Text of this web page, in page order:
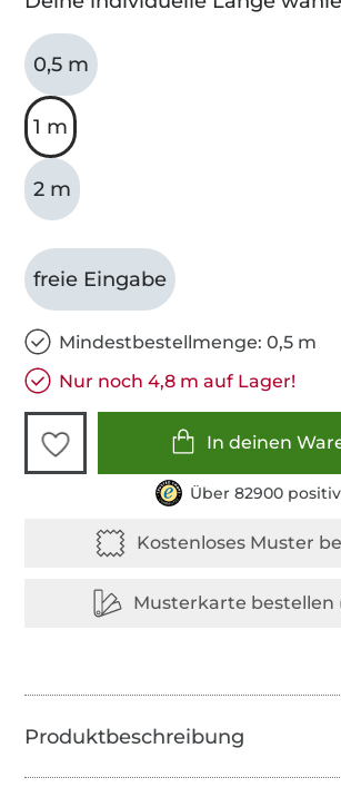
0,5 m
1 m
2 m
freie Eingabe
Mindestbestellmenge: 0,5 m
Nur noch 4,8 m auf Lager!
In deinen
Über 82900